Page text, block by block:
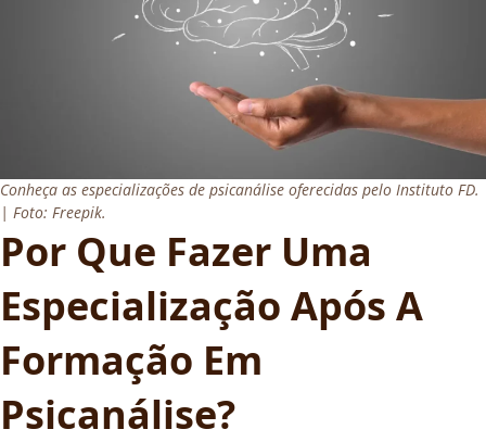
Conheça as especializações de psicanálise oferecidas pelo Instituto FD.
| Foto: Freepik.
Por Que Fazer Uma
Especialização Após A
Formação Em
Psicanálise?